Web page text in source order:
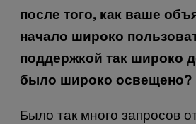
после того, как ваше
начало широко
поддержкой так широко
было широко освещено?
Было так много запросов